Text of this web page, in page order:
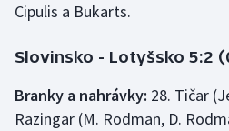
Ragby
Rychlobruslení
Rychlostní kanoistika
Cipulis a Bukarts.
Slovinsko - Lotyšsko 5:2
Branky a nahrávky: 28. Tičar
Razingar (M. Rodman, D.